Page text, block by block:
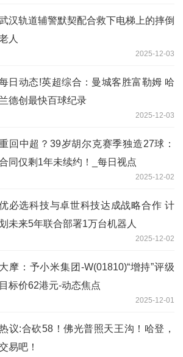
汉轨道辅警默契配合救下电梯上的摔倒
人
2025-12-03
日动态!英超综合：曼城客胜富勒姆 哈
兰德创最快百球纪录
2025-12-03
回中超？39岁胡尔克赛季独造27球：
同仅剩1年未续约！_每日视点
2025-12-02
必选科技与卓世科技达成战略合作 计
未来5年联合部署1万台机器人
2025-12-02
大摩：予小米集团-W(01810)“增持”评级
目标价62港元-动态焦点
2025-12-01
议:合砍58！佛光普照天王沟！哈登，
易吧！